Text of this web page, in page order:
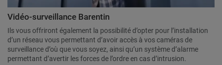
Vidéo-surveillance Barentin
Ils vous offriront également la possibilité d’opter pour l’installation
d’un réseau vous permettant d’avoir accès à vos caméras de
surveillance d’où que vous soyez, ainsi qu’un système d’alarme
permettant d’avertir les forces de l’ordre en cas d’intrusion.